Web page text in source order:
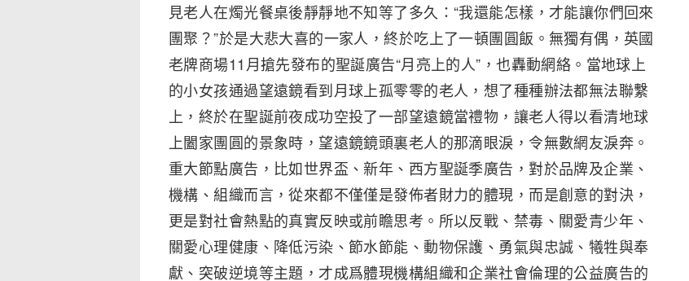
見老人在燭光餐桌後靜靜地不知等了多久：“我還能怎樣，才能讓你們回來
團聚？”於是大悲大喜的一家人，終於吃上了一頓團圓飯。無獨有偶，英國
老牌商場11月搶先發布的聖誕廣告“月亮上的人”，也轟動網絡。當地球上
的小女孩通過望遠鏡看到月球上孤零零的老人，想了種種辦法都無法聯繫
上，終於在聖誕前夜成功空投了一部望遠鏡當禮物，讓老人得以看清地球
上闔家團圓的景象時，望遠鏡鏡頭裏老人的那滴眼淚，令無數網友淚奔。
重大節點廣告，比如世界盃、新年、西方聖誕季廣告，對於品牌及企業、
機構、組織而言，從來都不僅僅是發佈者財力的體現，而是創意的對決，
更是對社會熱點的真實反映或前瞻思考。所以反戰、禁毒、關愛青少年、
關愛心理健康、降低污染、節水節能、動物保護、勇氣與忠誠、犧牲與奉
獻、突破逆境等主題，才成爲體現機構組織和企業社會倫理的公益廣告的